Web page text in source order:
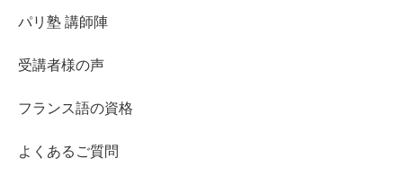
パリ塾 講師陣
受講者様の声
フランス語の資格
よくあるご質問